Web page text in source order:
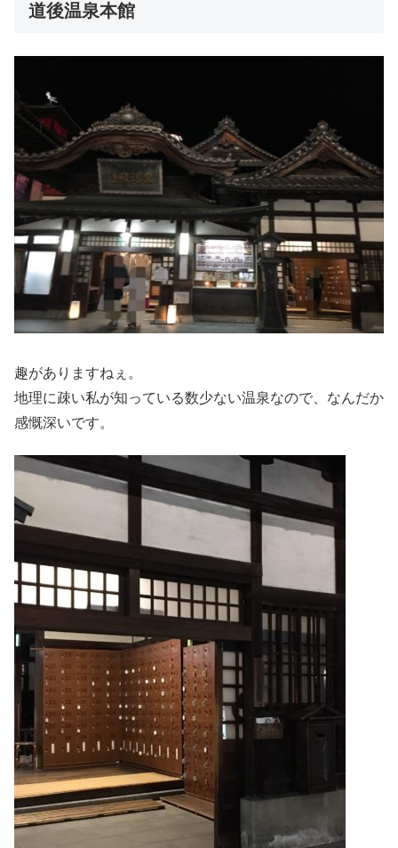
道後温泉本館
趣がありますねぇ。
地理に疎い私が知っている数少ない温泉なので、なんだか
感慨深いです。